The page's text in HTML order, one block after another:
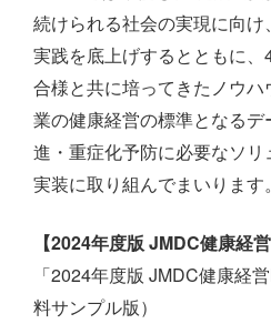
続けられる社会の実現に向
実践を底上げするとともに
合様と共に培ってきたノウ
業の健康経営の標準となる
進・重症化予防に必要なソ
実装に取り組んでまいります。
【2024年度版 JMDC健康経
「2024年度版 JMDC健康経
料サンプル版）